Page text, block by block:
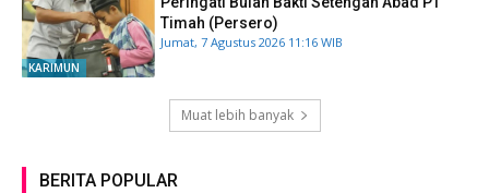
KARIMUN
Timah (Persero)
Jumat, 7 Agustus 2026 11:16 WIB
Muat lebih banyak
BERITA POPULAR